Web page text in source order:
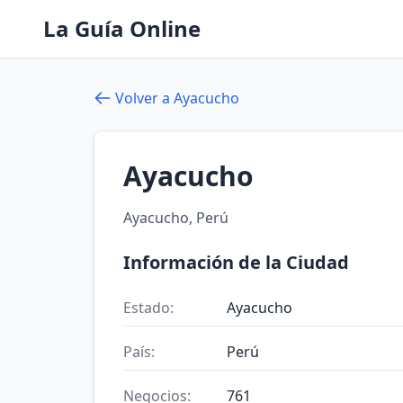
La Guía Online
Volver a Ayacucho
Ayacucho
Ayacucho, Perú
Información de la Ciudad
Estado: Ayacucho
País: Perú
Negocios: 761